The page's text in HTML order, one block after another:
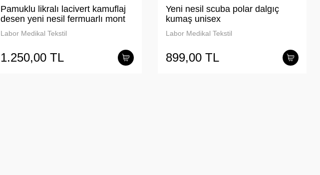
Pamuklu likralı lacivert kamuflaj
desen yeni nesil fermuarlı mont
unisex
Labor Medikal Tekstil
1.250,00 TL
Yeni nesil scuba polar dalgıç
kumaş unisex
Labor Medikal Tekstil
899,00 TL